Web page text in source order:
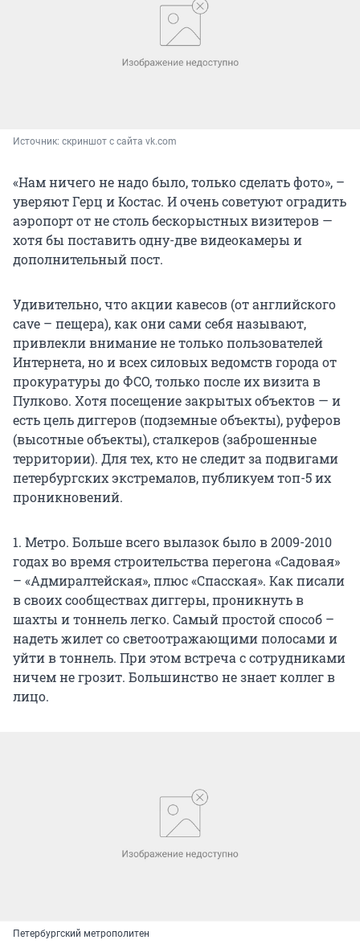
Источник: скриншот с сайта vk.com
«Нам ничего не надо было, только сделать фото», –
уверяют Герц и Костас. И очень советуют оградить
аэропорт от не столь бескорыстных визитеров —
хотя бы поставить одну-две видеокамеры и
дополнительный пост.
Удивительно, что акции кавесов (от английского
cave – пещера), как они сами себя называют,
привлекли внимание не только пользователей
Интернета, но и всех силовых ведомств города от
прокуратуры до ФСО, только после их визита в
Пулково. Хотя посещение закрытых объектов — и
есть цель диггеров (подземные объекты), руферов
(высотные объекты), сталкеров (заброшенные
территории). Для тех, кто не следит за подвигами
петербургских экстремалов, публикуем топ-5 их
проникновений.
1. Метро. Больше всего вылазок было в 2009-2010
годах во время строительства перегона «Садовая»
– «Адмиралтейская», плюс «Спасская». Как писали
в своих сообществах диггеры, проникнуть в
шахты и тоннель легко. Самый простой способ –
надеть жилет со светоотражающими полосами и
уйти в тоннель. При этом встреча с сотрудниками
ничем не грозит. Большинство не знает коллег в
лицо.
Петербургский метрополитен